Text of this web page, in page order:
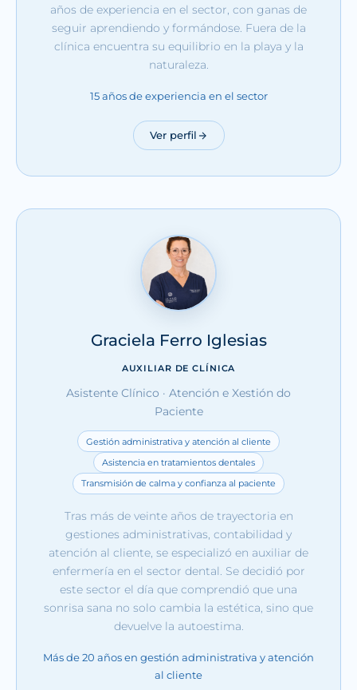
años de experiencia en el sector, con ganas de
seguir aprendiendo y formándose. Fuera de la
clínica encuentra su equilibrio en la playa y la
naturaleza.
15 años de experiencia en el sector
Ver perfil
Graciela Ferro Iglesias
AUXILIAR DE CLÍNICA
Asistente Clínico · Atención e Xestión do
Paciente
Gestión administrativa y atención al cliente
Asistencia en tratamientos dentales
Transmisión de calma y confianza al paciente
Tras más de veinte años de trayectoria en
gestiones administrativas, contabilidad y
atención al cliente, se especializó en auxiliar de
enfermería en el sector dental. Se decidió por
este sector el día que comprendió que una
sonrisa sana no solo cambia la estética, sino que
devuelve la autoestima.
Más de 20 años en gestión administrativa y atención
al cliente